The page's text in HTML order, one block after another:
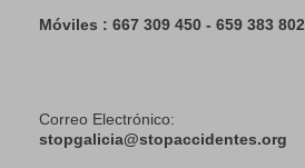
Móviles : 667 309 450 - 659 383 802
Correo Electrónico:
stopgalicia@stopaccidentes.org